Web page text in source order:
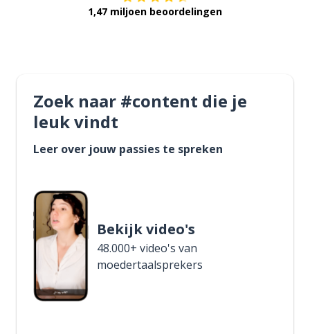
1,47 miljoen beoordelingen
Zoek naar #content die je
leuk vindt
Leer over jouw passies te spreken
Bekijk video's
48.000+ video's van
moedertaalsprekers